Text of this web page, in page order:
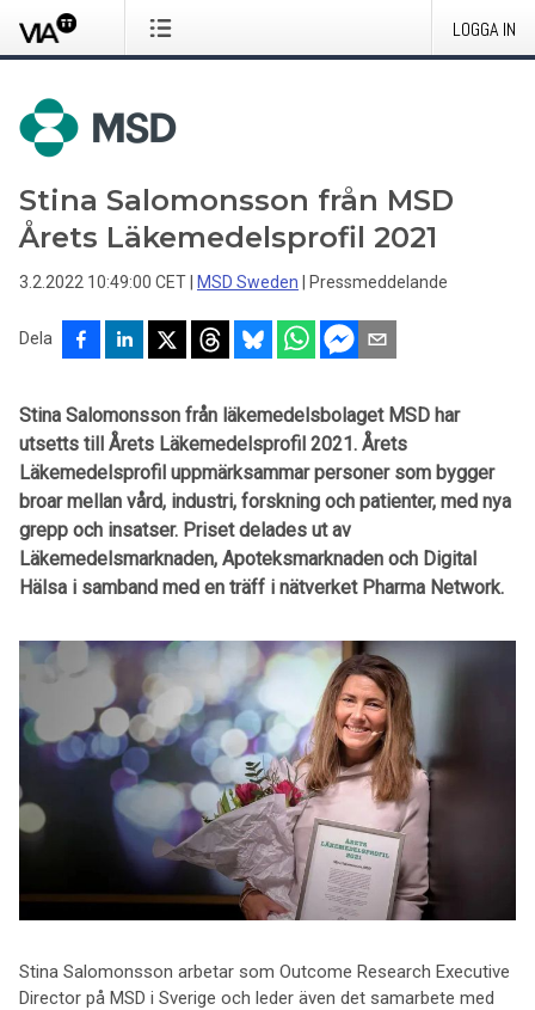
LOGGA IN
Stina Salomonsson från MSD
Årets Läkemedelsprofil 2021
3.2.2022 10:49:00 CET MSD Sweden Pressmeddelande
Dela
Stina Salomonsson från läkemedelsbolaget MSD har
utsetts till Årets Läkemedelsprofil 2021. Årets
Läkemedelsprofil uppmärksammar personer som bygger
broar mellan vård, industri, forskning och patienter, med nya
grepp och insatser. Priset delades ut av
Läkemedelsmarknaden, Apoteksmarknaden och Digital
Hälsa i samband med en träff i nätverket Pharma Network.
Stina Salomonsson arbetar som Outcome Research Executive
Director på MSD i Sverige och leder även det samarbete med